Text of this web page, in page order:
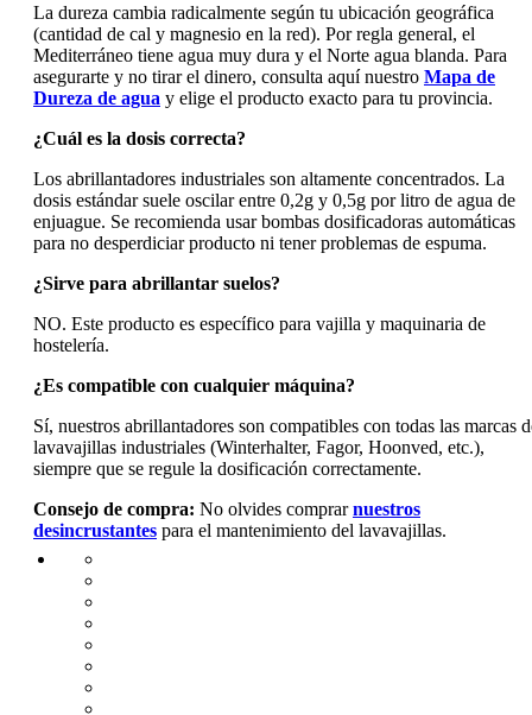
La dureza cambia radicalmente según tu ubicación geográfica
(cantidad de cal y magnesio en la red). Por regla general, el
Mediterráneo tiene agua muy dura y el Norte agua blanda. Para
asegurarte y no tirar el dinero, consulta aquí nuestro Mapa de
Dureza de agua y elige el producto exacto para tu provincia.
¿Cuál es la dosis correcta?
Los abrillantadores industriales son altamente concentrados. La
dosis estándar suele oscilar entre 0,2g y 0,5g por litro de agua de
enjuague. Se recomienda usar bombas dosificadoras automáticas
para no desperdiciar producto ni tener problemas de espuma.
¿Sirve para abrillantar suelos?
NO. Este producto es específico para vajilla y maquinaria de
hostelería.
¿Es compatible con cualquier máquina?
Sí, nuestros abrillantadores son compatibles con todas las marcas
lavavajillas industriales (Winterhalter, Fagor, Hoonved, etc.),
siempre que se regule la dosificación correctamente.
Consejo de compra: No olvides comprarnuestros
desincrustantes para el mantenimiento del lavavajillas.